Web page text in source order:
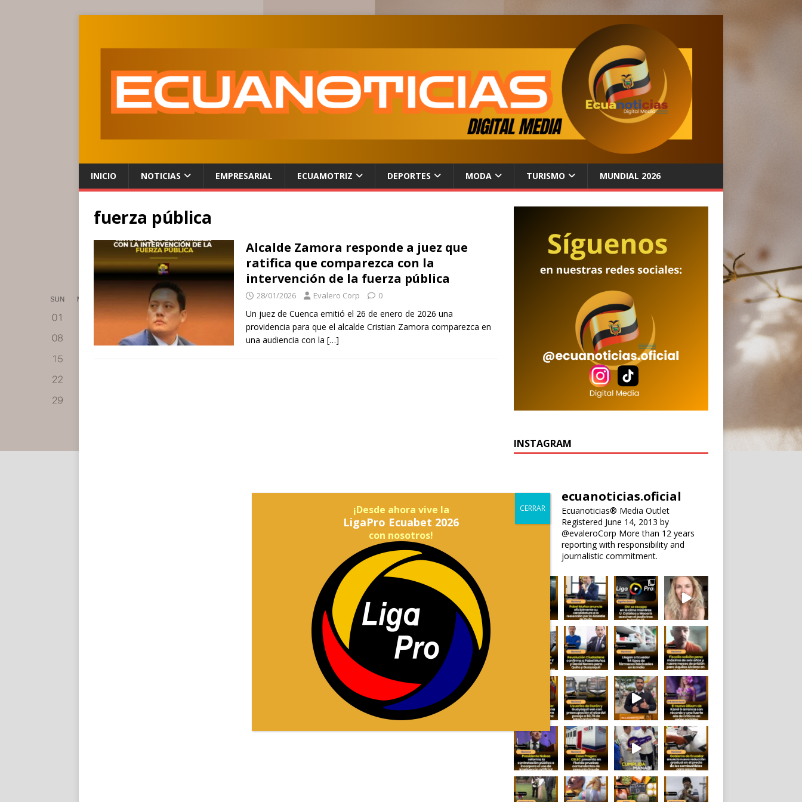
INICIO NOTICIAS EMPRESARIAL ECUAMOTRIZ DEPORTES MODA TURISMO MUNDIAL 2026
fuerza pública
Alcalde Zamora responde a juez que
ratifica que comparezca con la
intervención de la fuerza pública
28/01/2026 Evalero Corp 0
Un juez de Cuenca emitió el 26 de enero de 2026 una
providencia para que el alcalde Cristian Zamora comparezca en
una audiencia con la […]
INSTAGRAM
ecuanoticias.oficial
Ecuanoticias® Media Outlet
Registered June 14, 2013 by
@evaleroCorp More than 12 years
reporting with responsibility and
journalistic commitment.
¡Desde ahora vive la
LigaPro Ecuabet 2026
con nosotros!